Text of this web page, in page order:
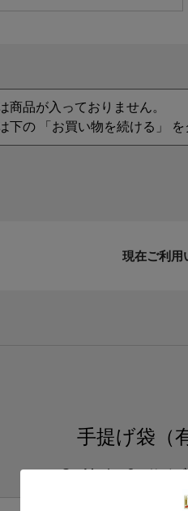
商品が入っておりません。
下の 「お買い物を続ける」 を
現在ご利用
手提げ袋（
S・M・Lの3つサイ